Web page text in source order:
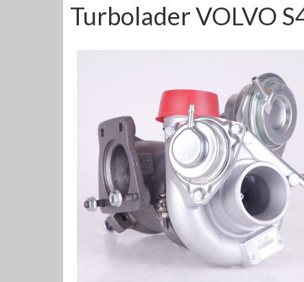
Turbolader VOLVO